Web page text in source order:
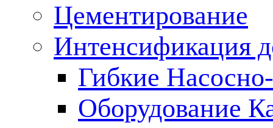
Цементирование
Интенсификация
Гибкие
Оборудование